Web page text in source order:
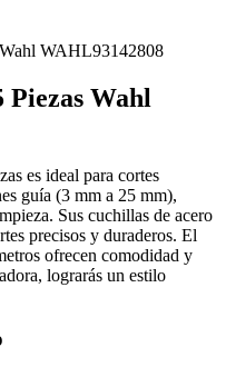
WAHL93142808
Piezas Wahl
es ideal para cortes
guía (3 mm a 25 mm),
Sus cuchillas de acero
precisos y duraderos. El
ofrecen comodidad y
lograrás un estilo